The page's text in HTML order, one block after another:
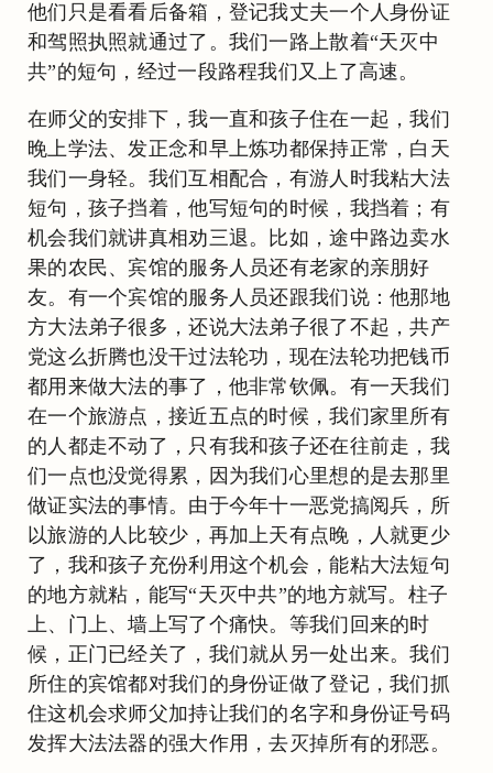
他们只是看看后备箱，登记我丈夫一个人身份证
和驾照执照就通过了。我们一路上散着“天灭中
共”的短句，经过一段路程我们又上了高速。
在师父的安排下，我一直和孩子住在一起，我们
晚上学法、发正念和早上炼功都保持正常，白天
我们一身轻。我们互相配合，有游人时我粘大法
短句，孩子挡着，他写短句的时候，我挡着；有
机会我们就讲真相劝三退。比如，途中路边卖水
果的农民、宾馆的服务人员还有老家的亲朋好
友。有一个宾馆的服务人员还跟我们说：他那地
方大法弟子很多，还说大法弟子很了不起，共产
党这么折腾也没干过法轮功，现在法轮功把钱币
都用来做大法的事了，他非常钦佩。有一天我们
在一个旅游点，接近五点的时候，我们家里所有
的人都走不动了，只有我和孩子还在往前走，我
们一点也没觉得累，因为我们心里想的是去那里
做证实法的事情。由于今年十一恶党搞阅兵，所
以旅游的人比较少，再加上天有点晚，人就更少
了，我和孩子充份利用这个机会，能粘大法短句
的地方就粘，能写“天灭中共”的地方就写。柱子
上、门上、墙上写了个痛快。等我们回来的时
候，正门已经关了，我们就从另一处出来。我们
所住的宾馆都对我们的身份证做了登记，我们抓
住这机会求师父加持让我们的名字和身份证号码
发挥大法法器的强大作用，去灭掉所有的邪恶。